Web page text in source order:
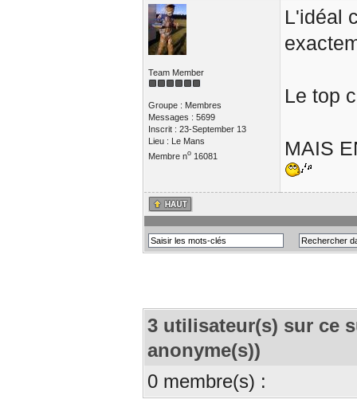
Team Member
Groupe : Membres
Messages : 5699
Inscrit : 23-September 13
Lieu : Le Mans
Membre no16081
L'idéal
Le top
MAIS
3 utilisateur(s) sur ce
anonyme(s))
0 membre(s) :